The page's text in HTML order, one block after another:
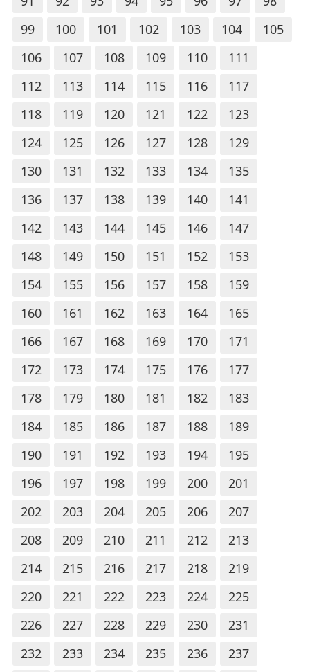
99
100 101 102 103 104
105
106
107 108 109 110
111
112
113 114 115 116
117
118
119 120 121 122
123
124
125 126 127 128
129
130
131 132 133 134
135
136
137 138 139 140
141
142
143 144 145 146
147
148
149 150 151 152
153
154
155 156 157 158
159
160
161 162 163 164
165
166
167 168 169 170
171
172
173 174 175 176
177
178
179 180 181 182
183
184
185 186 187 188
189
190
191 192 193 194
195
196
197 198 199 200
201
202
203 204 205 206
207
208
209 210 211 212
213
214
215 216 217 218
219
220
221 222 223 224
225
226
227 228 229 230
231
232
233 234 235 236
237